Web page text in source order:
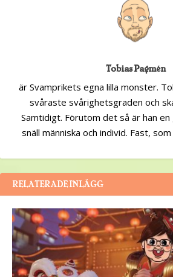
Tobias Pagmén
är Svamprikets egna lilla monster.
svåraste svårighetsgraden och
Samtidigt. Förutom det så är han en
snäll människa och individ. Fast,
RELATERADE INLÄGG